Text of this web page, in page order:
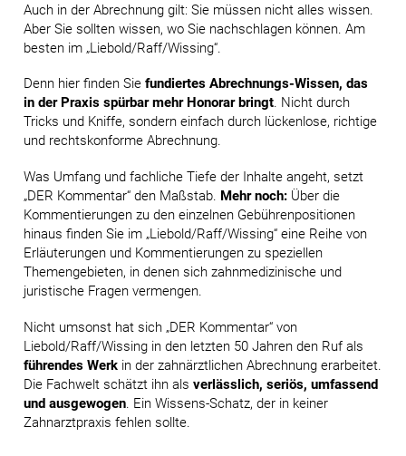
Auch in der Abrechnung gilt: Sie müssen nicht alles wissen.
Aber Sie sollten wissen, wo Sie nachschlagen können. Am
besten im„Liebold/Raff/Wissing“.
Denn hier finden Siefundiertes Abrechnungs-Wissen, das
in der Praxis spürbar mehr Honorar bringt. Nicht durch
Tricks und Kniffe, sondern einfach durch lückenlose, richtige
und rechtskonforme Abrechnung.
Was Umfang und fachliche Tiefe der Inhalte angeht, setzt
„DER Kommentar“ den Maßstab. Mehr noch: Über die
Kommentierungen zu den einzelnen Gebührenpositionen
hinaus finden Sie im„Liebold/Raff/Wissing“ eine Reihe von
Erläuterungen und Kommentierungen zu speziellen
Themengebieten, in denen sich zahnmedizinische und
juristische Fragen vermengen.
Nicht umsonst hat sich„DER Kommentar“ von
Liebold/Raff/Wissing in den letzten 50 Jahren den Ruf als
führendes Werk in der zahnärztlichen Abrechnung erarbeitet.
Die Fachwelt schätzt ihn alsverlässlich, seriös, umfassend
und ausgewogen. Ein Wissens-Schatz, der in keiner
Zahnarztpraxis fehlen sollte.